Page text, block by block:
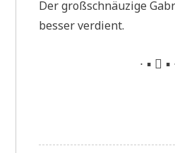
Der groß­schnäu­zi­ge
bes­ser verdient.
∙ ▪  ▪